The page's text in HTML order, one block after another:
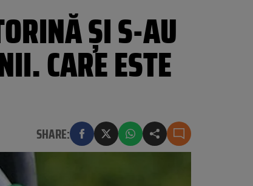
ȘI S-AU
CARE ESTE
SHARE: